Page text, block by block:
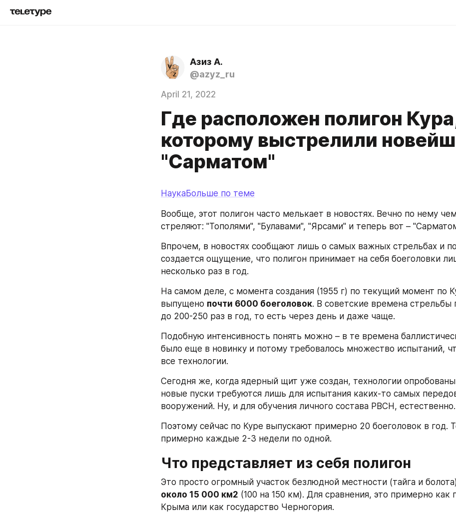
Азиз А.
@azyz_ru
April 21, 2022
Где расположен полигон
которому выстрелили
"Сарматом"
НаукаБольше по теме
Вообще, этот полигон часто мелькает в новостях. Вечно по нему
стреляют: "Тополями", "Булавами", "Ярсами" и теперь вот –
Впрочем, в новостях сообщают лишь о самых важных стрельбах и
создается ощущение, что полигон принимает на себя боеголовки
несколько раз в год.
На самом деле, с момента создания (1955 г) по текущий момент по
выпущено почти 6000 боеголовок. В советские времена стрельбы
до 200-250 раз в год, то есть через день и даже чаще.
Подобную интенсивность понять можно – в те времена
было еще в новинку и потому требовалось множество испытаний,
все технологии.
Сегодня же, когда ядерный щит уже создан, технологии
новые пуски требуются лишь для испытания каких-то самых
вооружений. Ну, и для обучения личного состава РВСН, естественно.
Поэтому сейчас по Куре выпускают примерно 20 боеголовок в год.
примерно каждые 2-3 недели по одной.
Что представляет из себя полигон
около 15 000 км2 (100 на 150 км). Для сравнения, это примерно как
Крыма или как государство Черногория.